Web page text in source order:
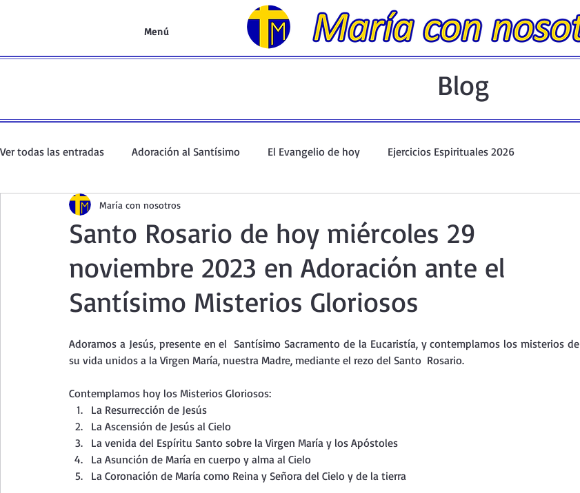
Menú
Blog
Ver todas las entradas Adoración al Santísimo El Evangelio de hoy Ejercicios Espirituales 2026
Oración de la mañana El Evangelio en un minuto
Curso de oración Curso del Catecismo Santo Rosario y Coronilla Oraciones Eucarísticas
Curso de vida espiritual Santa Teresita - Acto de Ofrenda Retiro de Cuaresma 2026
Taller de oración con los Salmos Retiro Adviento - Navidad
Meditaciones Semana Santa 2023 Semana Santa 2025 Semana Santa 2024
Santo Rosario de hoy miércoles 29
noviembre 2023 en Adoración ante el
Santísimo Misterios Gloriosos
María con nosotros
Adoramos a Jesús, presente en el  Santísimo Sacramento de la Eucaristía, y contemplamos los misterios de
su vida unidos a la Virgen María, nuestra Madre, mediante el rezo del Santo  Rosario.
Contemplamos hoy los Misterios Gloriosos:
La Resurrección de Jesús
La Ascensión de Jesús al Cielo
La venida del Espíritu Santo sobre la Virgen María y los Apóstoles
La Asunción de María en cuerpo y alma al Cielo
La Coronación de María como Reina y Señora del Cielo y de la tierra